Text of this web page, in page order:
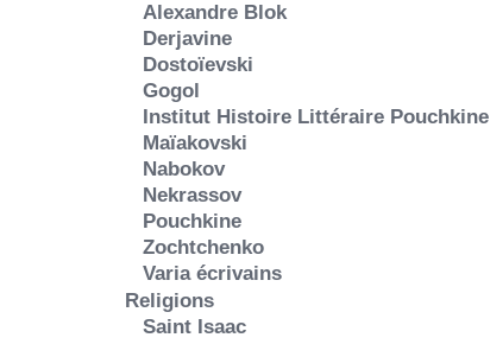
Alexandre Blok
Derjavine
Dostoïevski
Gogol
Institut Histoire Littéraire Pouchkine
Maïakovski
Nabokov
Nekrassov
Pouchkine
Zochtchenko
Varia écrivains
Religions
Saint Isaac